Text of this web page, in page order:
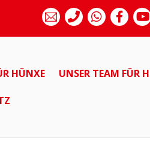
HÜNXE UNSER TEAM FÜR